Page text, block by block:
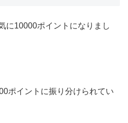
に10000ポイントになりまし
ポイントに振り分けられてい